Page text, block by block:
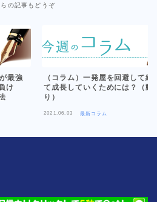
の記事もどうぞ
最強
け
（コラム）一発屋を回避して継
て成長していくためには？（動
り）
2021.06.03 最新コラム